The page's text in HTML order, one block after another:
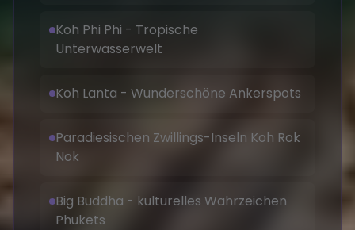
Koh Phi Phi - Tropische
Unterwasserwelt
Koh Lanta - Wunderschöne Ankerspots
Paradiesischen Zwillings-Inseln Koh Rok
Nok
Big Buddha - kulturelles Wahrzeichen
Phukets